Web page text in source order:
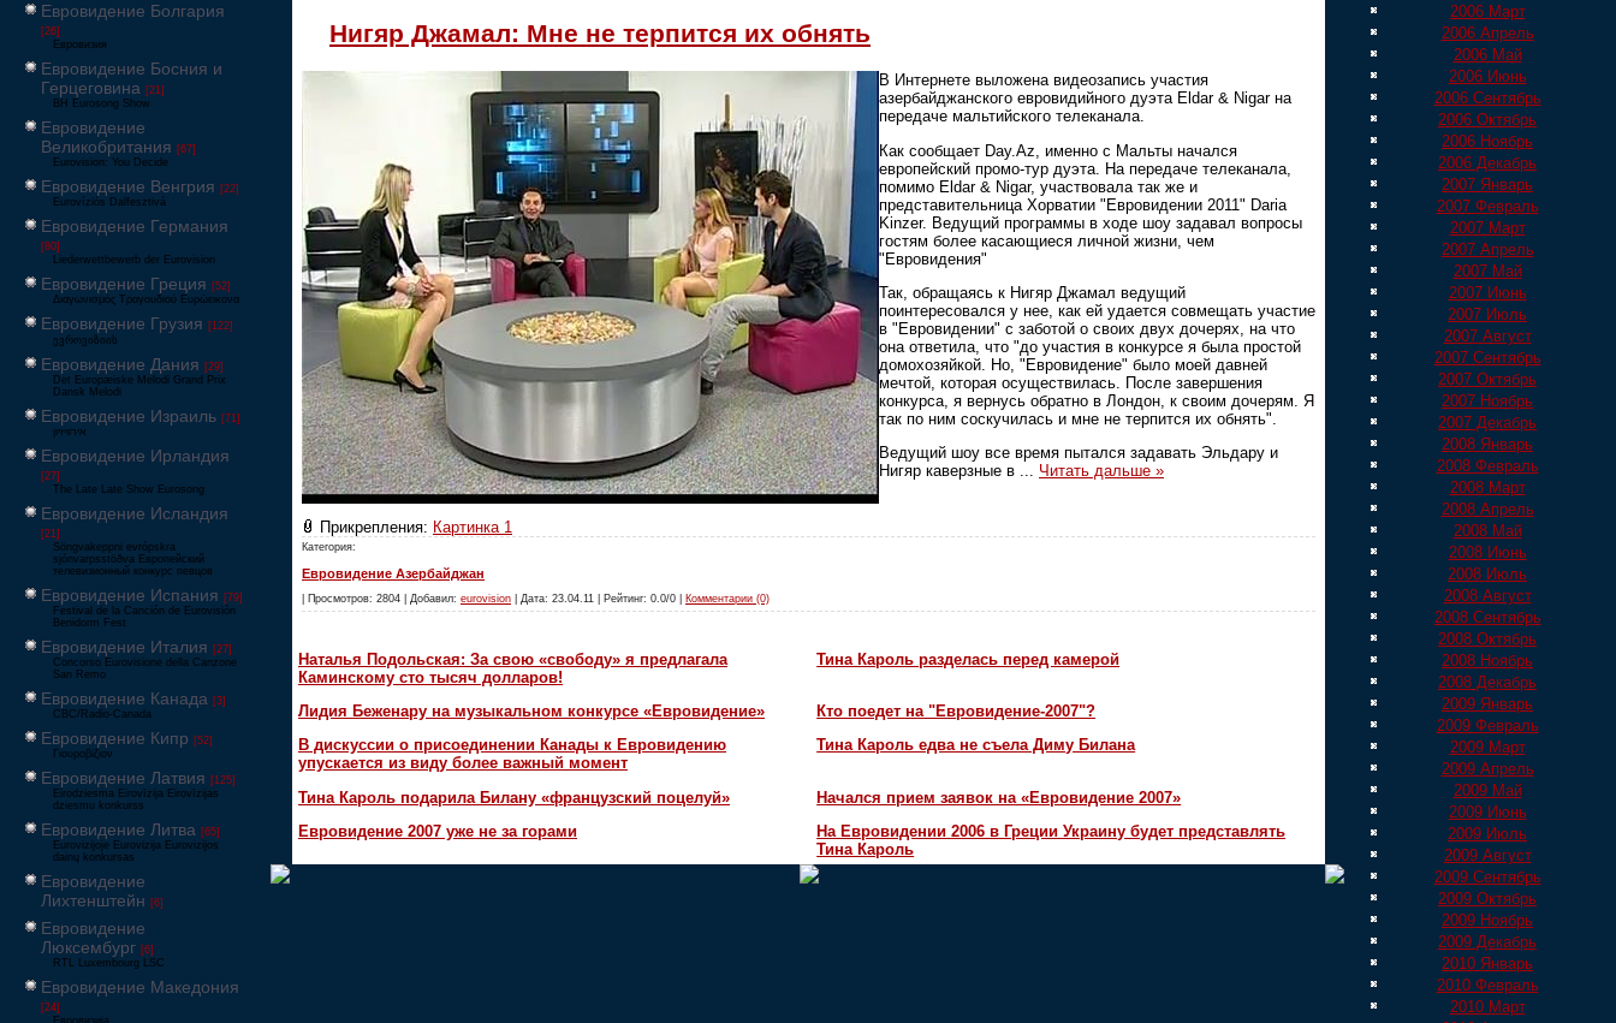
Евровидение Болгария
[26]
Евровизия
Евровидение Босния и
Герцеговина [21]
BH Eurosong Show
Евровидение
Великобритания [67]
Eurovision: You Decide
Евровидение Венгрия [22]
Eurovíziós Dalfesztivá
Евровидение Германия
[80]
Liederwettbewerb der Eurovision
Евровидение Греция [52]
Διαγωνισμός Τραγουδιού Ευρώεικονα
Евровидение Грузия [122]
ევროვიზიის
Евровидение Дания [29]
Det Europæiske Melodi Grand Prix
Dansk Melodi
Евровидение Израиль [71]
‏אירוויזיון
Евровидение Ирландия
[27]
The Late Late Show Eurosong
Евровидение Исландия
[21]
Söngvakeppni evrópskra
sjónvarpsstöðva Европейский
телевизионный конкурс певцов
Евровидение Испания [79]
Festival de la Canción de Eurovisión
Benidorm Fest
Евровидение Италия [27]
Concorso Eurovisione della Canzone
San Remo
Евровидение Канада [3]
CBC/Radio-Canada
Евровидение Кипр [52]
Γιουροβίζιον
Евровидение Латвия [125]
Eirodziesma Eirovīzija Eirovīzijas
dziesmu konkurss
Евровидение Литва [65]
Eurovizijoje Eurovizija Eurovizijos
dainų konkursas
Евровидение
Лихтенштейн [6]
Евровидение
Люксембург [6]
RTL Luxembourg LSC
Евровидение Македония
[24]
Евровизија
Нигяр Джамал: Мне не терпится их обнять
В Интернете выложена видеозапись участия
азербайджанского евровидийного дуэта Eldar & Nigar на
передаче мальтийского телеканала.
Как сообщает Day.Az, именно с Мальты начался
европейский промо-тур дуэта. На передаче телеканала,
помимо Eldar & Nigar, участвовала так же и
представительница Хорватии "Евровидении 2011" Daria
Kinzer. Ведущий программы в ходе шоу задавал вопросы
гостям более касающиеся личной жизни, чем
"Евровидения"
Так, обращаясь к Нигяр Джамал ведущий
поинтересовался у нее, как ей удается совмещать участие
в "Евровидении" с заботой о своих двух дочерях, на что
она ответила, что "до участия в конкурсе я была простой
домохозяйкой. Но, "Евровидение" было моей давней
мечтой, которая осуществилась. После завершения
конкурса, я вернусь обратно в Лондон, к своим дочерям. Я
так по ним соскучилась и мне не терпится их обнять".
Ведущий шоу все время пытался задавать Эльдару и
Нигяр каверзные в ... Читать дальше »
Прикрепления: Картинка 1
Категория:
Евровидение Азербайджан
| Просмотров: 2804 | Добавил: eurovision | Дата: 23.04.11 | Рейтинг: 0.0/0 | Комментарии (0)
Наталья Подольская: За свою «свободу» я предлагала
Каминскому сто тысяч долларов!
Тина Кароль разделась перед камерой
Лидия Беженару на музыкальном конкурсе «Евровидение»
Кто поедет на "Евровидение-2007"?
В дискуссии о присоединении Канады к Евровидению
упускается из виду более важный момент
Тина Кароль едва не съела Диму Билана
Тина Кароль подарила Билану «французский поцелуй»
Начался прием заявок на «Евровидение 2007»
Евровидение 2007 уже не за горами
На Евровидении 2006 в Греции Украину будет представлять
Тина Кароль
2006 Март
2006 Апрель
2006 Май
2006 Июнь
2006 Сентябрь
2006 Октябрь
2006 Ноябрь
2006 Декабрь
2007 Январь
2007 Февраль
2007 Март
2007 Апрель
2007 Май
2007 Июнь
2007 Июль
2007 Август
2007 Сентябрь
2007 Октябрь
2007 Ноябрь
2007 Декабрь
2008 Январь
2008 Февраль
2008 Март
2008 Апрель
2008 Май
2008 Июнь
2008 Июль
2008 Август
2008 Сентябрь
2008 Октябрь
2008 Ноябрь
2008 Декабрь
2009 Январь
2009 Февраль
2009 Март
2009 Апрель
2009 Май
2009 Июнь
2009 Июль
2009 Август
2009 Сентябрь
2009 Октябрь
2009 Ноябрь
2009 Декабрь
2010 Январь
2010 Февраль
2010 Март